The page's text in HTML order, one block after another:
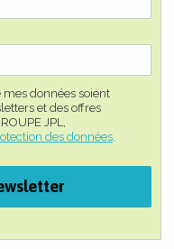
données soient
et des offres
JPL,
des données.